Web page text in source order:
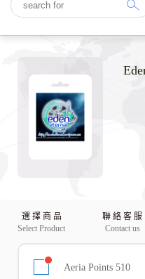
選 擇 商 品
Select Product
聯 絡 客 服
Contact us
Aeria Points 510